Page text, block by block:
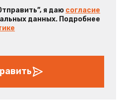
я даю согласие
данных. Подробнее